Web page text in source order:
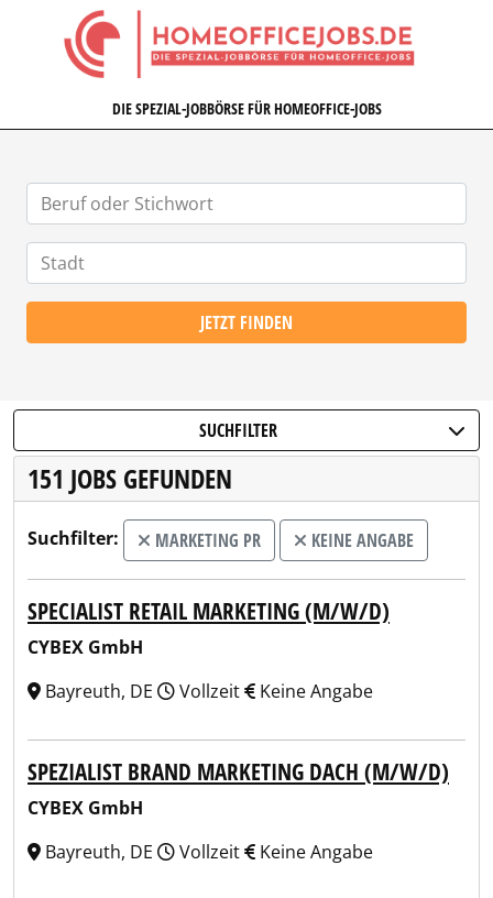
HOMEOFFICEJOBS.DE
DIE SPEZIAL-JOBBÖRSE FÜR HOMEOFFICE-JOBS
JETZT FINDEN
SUCHFILTER
151 JOBS GEFUNDEN
Suchfilter: MARKETING PR KEINE ANGABE
SPECIALIST RETAIL MARKETING (M/W/D)
CYBEX GmbH
Bayreuth, DE
Vollzeit Keine Angabe
SPEZIALIST BRAND MARKETING DACH (M/W/D)
CYBEX GmbH
Bayreuth, DE
Vollzeit Keine Angabe